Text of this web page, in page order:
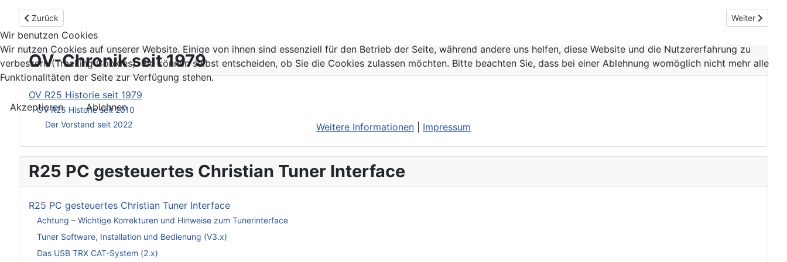
OV-Chronik seit 1979
OV R25 Historie seit 1979
OV R25 Historie seit 2010
Der Vorstand seit 2022
R25 PC gesteuertes Christian Tuner Interface
R25 PC gesteuertes Christian Tuner Interface
Achtung – Wichtige Korrekturen und Hinweise zum Tunerinterface
Tuner Software, Installation und Bedienung (V3.x)
Das USB TRX CAT-System (2.x)
Vorheriger Beitrag: OV Historie R25 seit 2010
Zurück Nächster
Weiter
Wir benutzen Cookies
Wir nutzen Cookies auf unserer Website. Einige von ihnen sind essenziell für den Betrieb der Seite, während andere uns helfen, diese Website und die Nutzererfahrung zu
verbessern (Tracking Cookies). Sie können selbst entscheiden, ob Sie die Cookies zulassen möchten. Bitte beachten Sie, dass bei einer Ablehnung womöglich nicht mehr alle
Funktionalitäten der Seite zur Verfügung stehen.
Akzeptieren
Ablehnen
Weitere Informationen
Impressum